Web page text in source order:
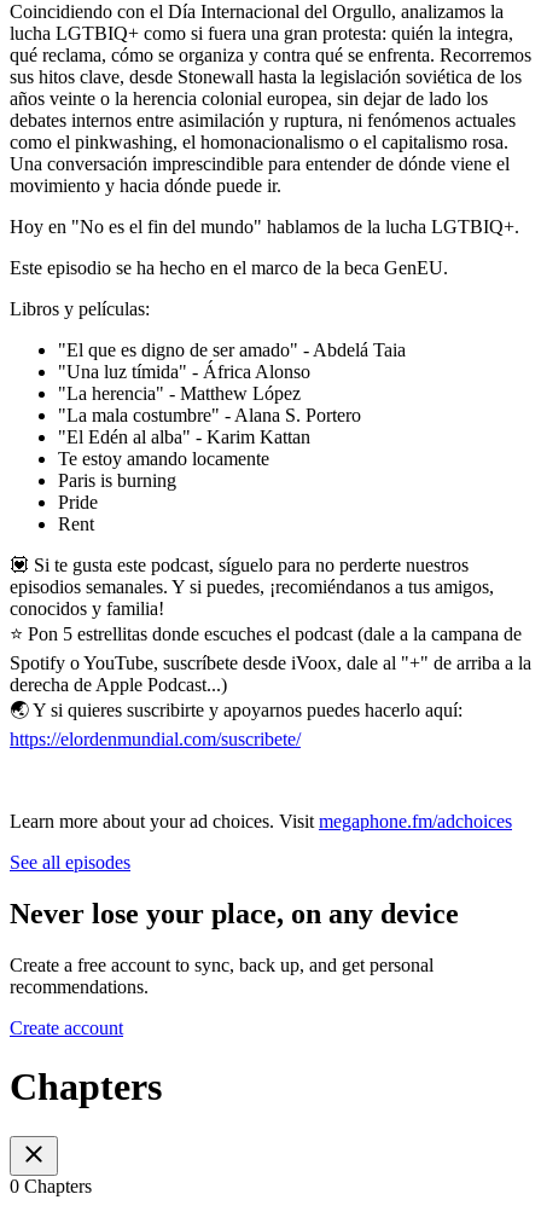
Coincidiendo con el Día Internacional del Orgullo, analizamos la
lucha LGTBIQ+ como si fuera una gran protesta: quién la integra,
qué reclama, cómo se organiza y contra qué se enfrenta. Recorremos
sus hitos clave, desde Stonewall hasta la legislación soviética de los
años veinte o la herencia colonial europea, sin dejar de lado los
debates internos entre asimilación y ruptura, ni fenómenos actuales
como el pinkwashing, el homonacionalismo o el capitalismo rosa.
Una conversación imprescindible para entender de dónde viene el
movimiento y hacia dónde puede ir.
Hoy en "No es el fin del mundo" hablamos de la lucha LGTBIQ+.
Este episodio se ha hecho en el marco de la beca GenEU.
Libros y películas:
"El que es digno de ser amado" - Abdelá Taia
"Una luz tímida" - África Alonso
"La herencia" - Matthew López
"La mala costumbre" - Alana S. Portero
"El Edén al alba" - Karim Kattan
Te estoy amando locamente
Paris is burning
Pride
Rent
💟 Si te gusta este podcast, síguelo para no perderte nuestros
episodios semanales. Y si puedes, ¡recomiéndanos a tus amigos,
conocidos y familia!
⭐️ Pon 5 estrellitas donde escuches el podcast (dale a la campana de
Spotify o YouTube, suscríbete desde iVoox, dale al "+" de arriba a la
derecha de Apple Podcast...)
🌏 Y si quieres suscribirte y apoyarnos puedes hacerlo aquí:
https://elordenmundial.com/suscribete/
Learn more about your ad choices. Visit megaphone.fm/adchoices
See all episodes
Never lose your place, on any device
Create a free account to sync, back up, and get personal
recommendations.
Create account
Chapters
0 Chapters